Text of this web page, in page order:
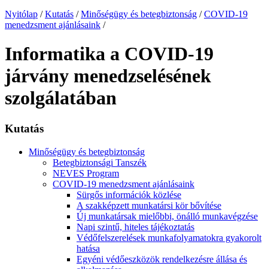
Nyitólap / Kutatás / Minőségügy és betegbiztonság / COVID-19
menedzsment ajánlásaink /
Informatika a COVID-19
járvány menedzselésének
szolgálatában
Kutatás
Minőségügy és betegbiztonság
Betegbiztonsági Tanszék
NEVES Program
COVID-19 menedzsment ajánlásaink
Sürgős információk közlése
A szakképzett munkatársi kör bővítése
Új munkatársak mielőbbi, önálló munkavégzése
Napi szintű, hiteles tájékoztatás
Védőfelszerelések munkafolyamatokra gyakorolt
hatása
Egyéni védőeszközök rendelkezésre állása és